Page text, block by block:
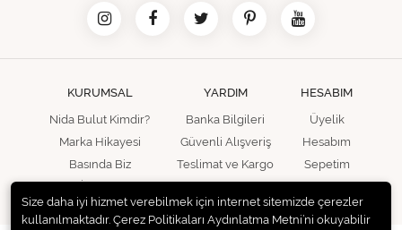
KURUMSAL
Nida Bulut Kimdir?
Marka Hikayesi
Basında Biz
YARDIM
Banka Bilgileri
Güvenli Alışveriş
Teslimat ve Kargo
HESABIM
Üyelik
Hesabım
Sepetim
Size daha iyi hizmet verebilmek için internet sitemizde çerezler
kullanılmaktadır. Çerez Politikaları Aydınlatma Metni’ni okuyabilir